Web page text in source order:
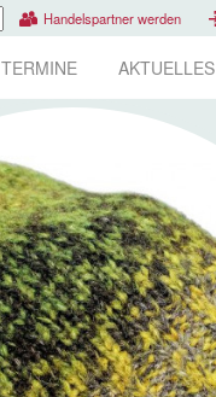
Handelspartner werden
TERMINE AKTUELLES